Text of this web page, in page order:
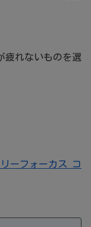
疲れないものを選
ーフォーカス コ